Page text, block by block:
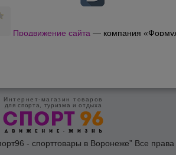
Продвижение сайта — компания
Интернет-магазин товаров
для спорта, туризма и отдыха
- спорттовары в Воронеже” Все права